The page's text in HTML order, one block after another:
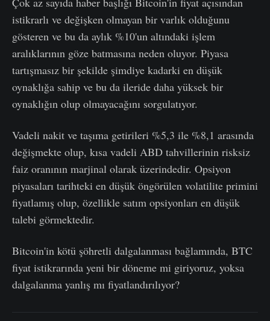
istikrarlı ve değişken olmayan bir varlık olduğunu
gösteren ve bu da aylık %10'un altındaki işlem
aralıklarının göze batmasına neden oluyor. Piyasa
tartışmasız bir şekilde şimdiye kadarki en düşük
oynaklığa sahip ve bu da ileride daha yüksek bir
oynaklığın olup olmayacağını sorgulatıyor.
Vadeli nakit ve taşıma getirileri %5,3 ile %8,1 arasında
değişmekte olup, kısa vadeli ABD tahvillerinin risksiz
faiz oranının marjinal olarak üzerindedir. Opsiyon
piyasaları tarihteki en düşük öngörülen volatilite primini
fiyatlamış olup, özellikle satım opsiyonları en düşük
talebi görmektedir.
Bitcoin'in kötü şöhretli dalgalanması bağlamında, BTC
fiyat istikrarında yeni bir döneme mi giriyoruz, yoksa
dalgalanma yanlış mı fiyatlandırılıyor?